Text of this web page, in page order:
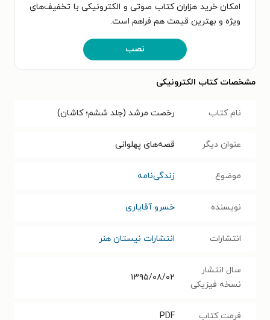
امکان خرید هزاران کتاب صوتی و الکترونیکی با تخفیف‌های
ویژه و بهترین قیمت هم فراهم است.
نصب
مشخصات کتاب الکترونیکی
نام کتاب رخصت مرشد (جلد ششم؛ کاشان)
عنوان دیگر قصه‌های پهلوانی
موضوع زندگی‌نامه
نویسنده خسرو آقایاری
انتشارات انتشارات نیستان هنر
سال انتشار
نسخه فیزیکی
۱۳۹۵/۰۸/۰۲
فرمت کتاب PDF